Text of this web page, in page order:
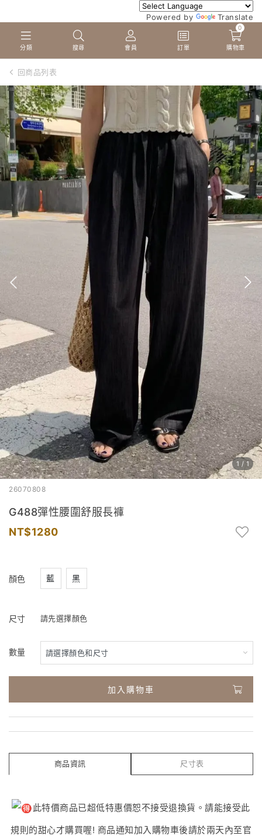
Powered by Translate
分類 搜尋 會員 訂單
0
購物車
回商品列表
1 / 1
26070808
G488彈性腰圍舒服長褲
1280
顏色 藍 黑
尺寸 請先選擇顏色
數量
加入購物車
商品資訊 尺寸表
此特價商品已超低特惠價恕不接受退換貨。請能接受此
規則的甜心才購買喔! 商品通知加入購物車後請於兩天內至官